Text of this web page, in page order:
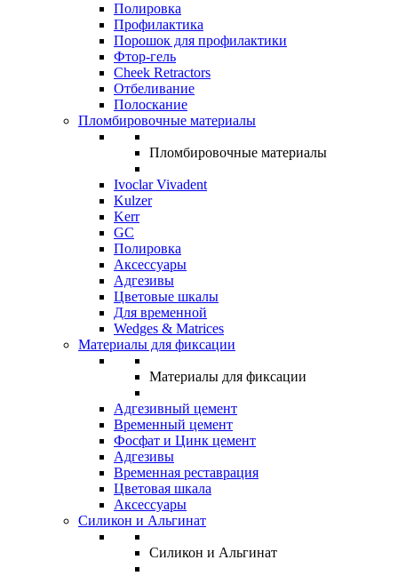
Полировка
Профилактика
Порошок для профилактики
Фтор-гель
Cheek Retractors
Отбеливание
Полоскание
Пломбировочные материалы
Пломбировочные материалы
Ivoclar Vivadent
Kulzer
Kerr
GC
Полировка
Аксессуары
Адгезивы
Цветовые шкалы
Для временной
Wedges & Matrices
Материалы для фиксации
Материалы для фиксации
Адгезивный цемент
Временный цемент
Фосфат и Цинк цемент
Адгезивы
Временная реставрация
Цветовая шкала
Аксессуары
Силикон и Альгинат
Силикон и Альгинат